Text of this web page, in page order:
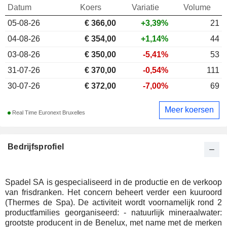
Bedrijfsprofiel
Spadel SA is gespecialiseerd in de productie en de verkoop
van frisdranken. Het concern beheert verder een kuuroord
(Thermes de Spa). De activiteit wordt voornamelijk rond 2
productfamilies georganiseerd: - natuurlijk mineraalwater:
grootste producent in de Benelux, met name met de merken
Datum Koers Variatie
Volume
05-08-26
€ 366,00 +3,39%
21
04-08-26
€ 354,00 +1,14%
44
03-08-26
€ 350,00 -5,41%
53
31-07-26
€ 370,00 -0,54%
111
30-07-26
€ 372,00 -7,00% 69
Real Time Euronext Bruxelles Meer koersen